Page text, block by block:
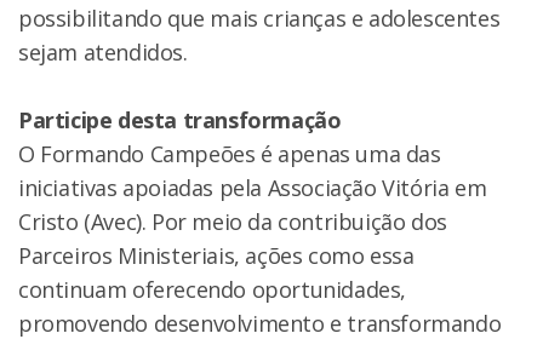
possibilitando que mais crianças e adolescentes
sejam atendidos.
Participe desta transformação
O Formando Campeões é apenas uma das
iniciativas apoiadas pela Associação Vitória em
Cristo (Avec). Por meio da contribuição dos
Parceiros Ministeriais, ações como essa
continuam oferecendo oportunidades,
promovendo desenvolvimento e transformando